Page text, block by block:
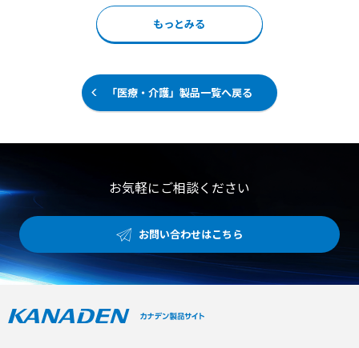
ーズな議論をサポート 【用途・事例】 ●会議・商談の効
率化： 議事録作成の工数削減、および議論の内容をリアル
タイムに振り返るためのアシストツール ●聴覚障がい者へ
語コミュニケーション： PCやスマホを使い、オフィス、
製造現場、グローバル会議など場所を問わず活用
発のワイヤレスマイクが発話方向を特定し、周囲の雑音に
影響されにくい高精度な音声認識を実現します。 聴覚障が
いのある方とも、相手の表情やジェスチャーを見ながら自
界100種以上の言語を1秒以内に翻訳して透明ディスプレイ
へ表示 ●独自マイクとアルゴリズムによる周囲の騒音に強
い高精度な音声認識 ●音声入力に加えキーボード入力にも
対応したスムーズな筆談機能 【用途・事例】 ●ホテル、
役所や病院の受付での聴覚障がい者や難聴者への情報保障
もっとみる
「医療・介護」製品一覧へ戻る
お気軽にご相談ください
お問い合わせはこちら